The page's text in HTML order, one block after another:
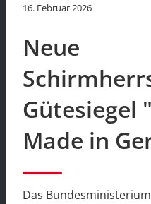
16. Februar 2026
Neue
Gütesiegel
Made in
Das